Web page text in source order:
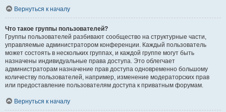
Вернуться к началу
Что такое группы пользователей?
Группы пользователей разбивают сообщество на структурные части,
управляемые администратором конференции. Каждый пользователь
может состоять в нескольких группах, и каждой группе могут быть
назначены индивидуальные права доступа. Это облегчает
администраторам назначение прав доступа одновременно большому
количеству пользователей, например, изменение модераторских прав
или предоставление пользователям доступа к приватным форумам.
Вернуться к началу